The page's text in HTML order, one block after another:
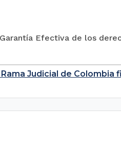
Efectiva de los
Judicial de Colombia